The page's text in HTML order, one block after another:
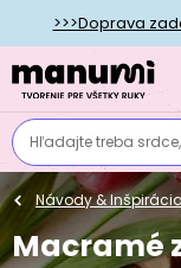
>>>Doprava
Hľadajte treba
Návody &
Macramé